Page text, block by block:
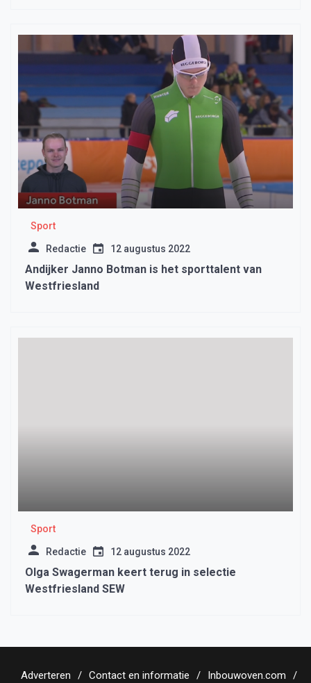
Sport
Redactie 12 augustus 2022
Andijker Janno Botman is het sporttalent van
Westfriesland
Sport
Redactie 12 augustus 2022
Olga Swagerman keert terug in selectie
Westfriesland SEW
Adverteren Contact en informatie Inbouwoven.com